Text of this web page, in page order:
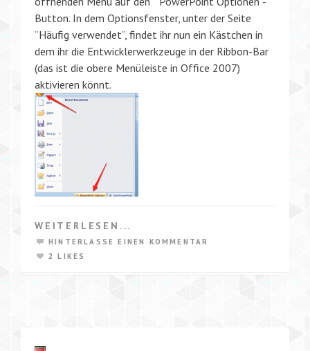
Button. In dem Optionsfenster, unter der Seite
“Häufig verwendet”, findet ihr nun ein Kästchen in
dem ihr die Entwicklerwerkzeuge in der Ribbon-Bar
(das ist die obere Menüleiste in Office 2007)
aktivieren könnt.
WEITERLESEN...
HINTERLASSE EINEN KOMMENTAR
2 LIKES